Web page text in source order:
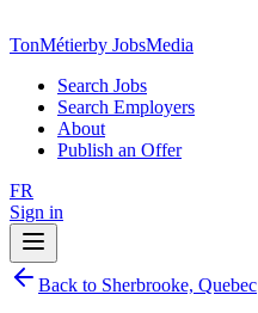
TonMétierby JobsMedia
Search Jobs
Search Employers
About
Publish an Offer
FR
Sign in
Back to Sherbrooke, Quebec